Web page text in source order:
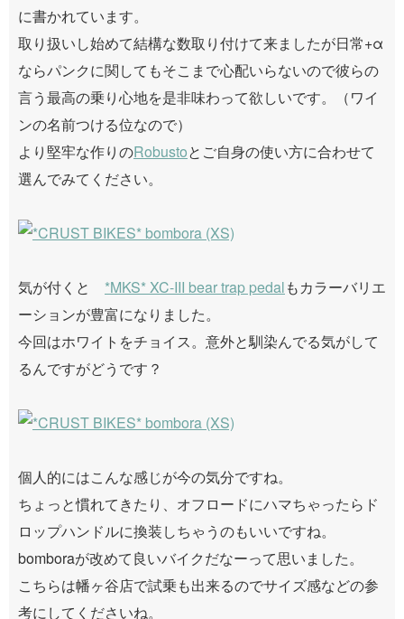
に書かれています。
取り扱いし始めて結構な数取り付けて来ましたが日常+α
ならパンクに関してもそこまで心配いらないので彼らの
言う最高の乗り心地を是非味わって欲しいです。（ワイ
ンの名前つける位なので）
より堅牢な作りのRobustoとご自身の使い方に合わせて
選んでみてください。
気が付くと *MKS* XC-III bear trap pedalもカラーバリエ
ーションが豊富になりました。
今回はホワイトをチョイス。意外と馴染んでる気がして
るんですがどうです？
個人的にはこんな感じが今の気分ですね。
ちょっと慣れてきたり、オフロードにハマちゃったらド
ロップハンドルに換装しちゃうのもいいですね。
bomboraが改めて良いバイクだなーって思いました。
こちらは幡ヶ谷店で試乗も出来るのでサイズ感などの参
考にしてくださいね。